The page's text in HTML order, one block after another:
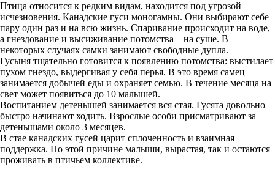
Птица относится к редким видам, находится под угрозой
исчезновения. Канадские гуси моногамны. Они выбирают себе
пару один раз и на всю жизнь. Спаривание происходит на воде,
а гнездование и высиживание потомства – на суше. В
некоторых случаях самки занимают свободные дупла.
Гусыня тщательно готовится к появлению потомства: выстилает
пухом гнездо, выдергивая у себя перья. В это время самец
занимается добычей еды и охраняет семью. В течение месяца на
свет может появиться до 10 малышей.
Воспитанием детенышей занимается вся стая. Гусята довольно
быстро начинают ходить. Взрослые особи присматривают за
детенышами около 3 месяцев.
В стае канадских гусей царит сплоченность и взаимная
поддержка. По этой причине малыши, вырастая, так и остаются
проживать в птичьем коллективе.